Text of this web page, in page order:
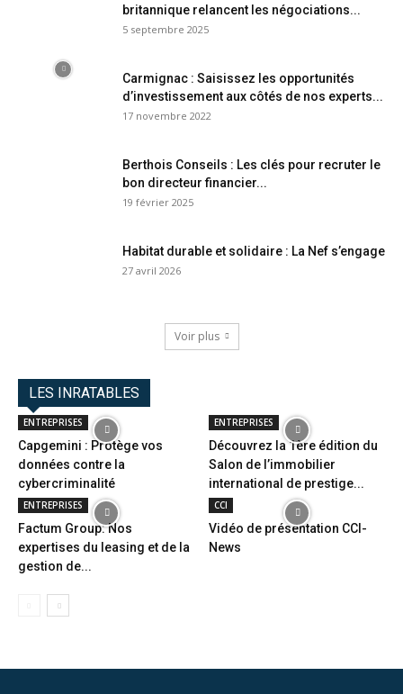
britannique relancent les négociations...
5 septembre 2025
Carmignac : Saisissez les opportunités
d’investissement aux côtés de nos experts...
17 novembre 2022
Berthois Conseils : Les clés pour recruter le
bon directeur financier...
19 février 2025
Habitat durable et solidaire : La Nef s’engage
27 avril 2026
Voir plus
LES INRATABLES
ENTREPRISES
Capgemini : Protège vos
données contre la
cybercriminalité
ENTREPRISES
Découvrez la 1ère édition du
Salon de l’immobilier
international de prestige...
ENTREPRISES
Factum Group: Nos
expertises du leasing et de la
gestion de...
CCI
Vidéo de présentation CCI-
News